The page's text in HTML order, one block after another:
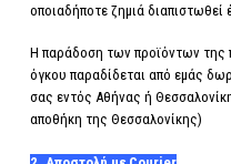
οποιαδήποτε ζημιά διαπιστωθεί
Η παράδοση των προϊόντων της
όγκου παραδίδεται από εμάς
σας εντός Αθήνας ή
αποθήκη της Θεσσαλονίκης)